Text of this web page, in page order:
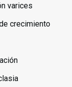
varices
crecimiento